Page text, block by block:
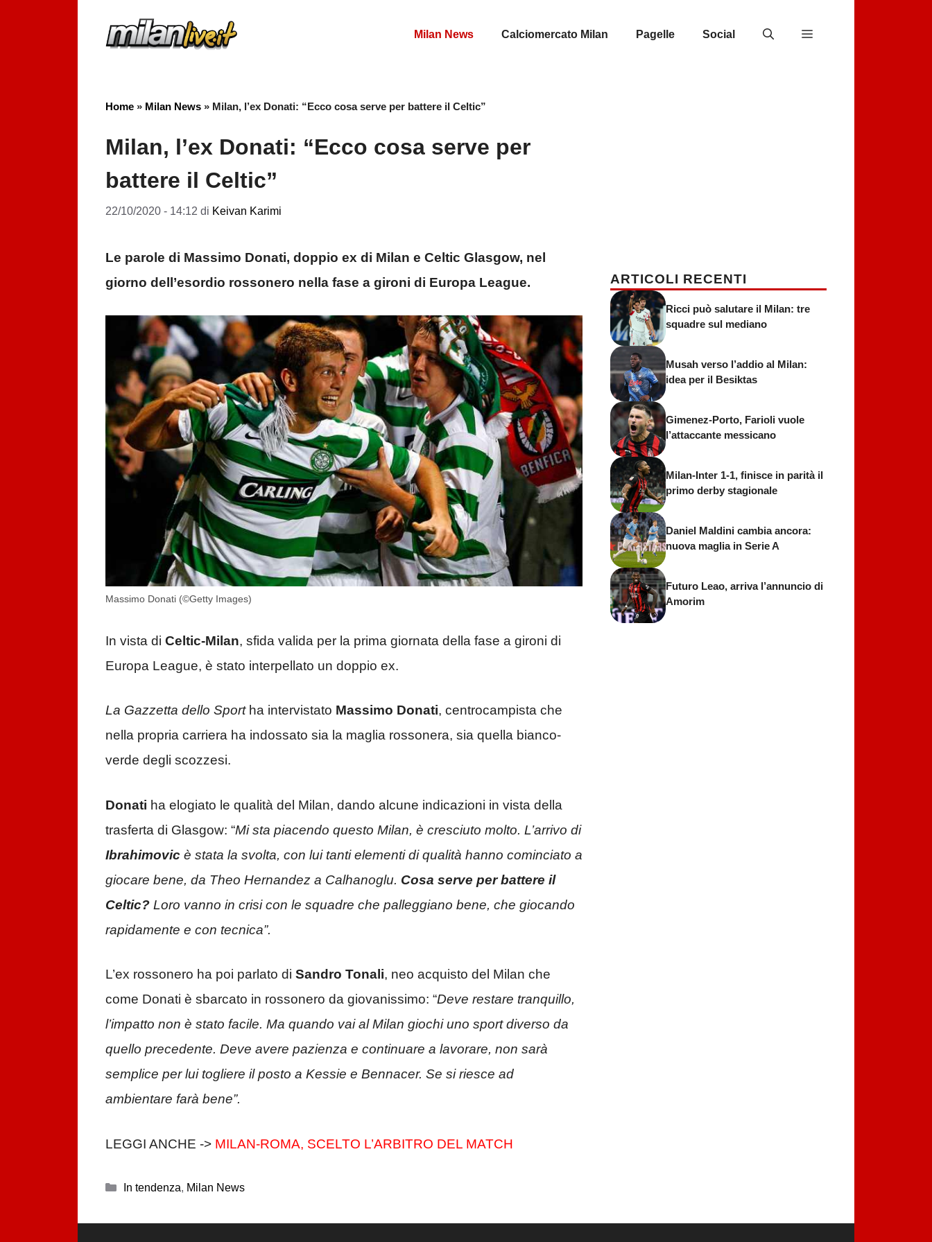
Milan News Calciomercato Milan Pagelle Social
Home » Milan News » Milan, l’ex Donati: “Ecco cosa serve per battere il Celtic”
Milan, l’ex Donati: “Ecco cosa serve per
battere il Celtic”
22/10/2020 - 14:12 di Keivan Karimi
Le parole di Massimo Donati, doppio ex di Milan e Celtic Glasgow, nel
giorno dell’esordio rossonero nella fase a gironi di Europa League.
Massimo Donati (©Getty Images)
In vista di Celtic-Milan, sfida valida per la prima giornata della fase a gironi di
Europa League, è stato interpellato un doppio ex.
La Gazzetta dello Sport ha intervistato Massimo Donati, centrocampista che
nella propria carriera ha indossato sia la maglia rossonera, sia quella bianco-
verde degli scozzesi.
Donati ha elogiato le qualità del Milan, dando alcune indicazioni in vista della
trasferta di Glasgow: “Mi sta piacendo questo Milan, è cresciuto molto. L’arrivo di
Ibrahimovic è stata la svolta, con lui tanti elementi di qualità hanno cominciato a
giocare bene, da Theo Hernandez a Calhanoglu. Cosa serve per battere il
Celtic? Loro vanno in crisi con le squadre che palleggiano bene, che giocando
rapidamente e con tecnica”.
L’ex rossonero ha poi parlato di Sandro Tonali, neo acquisto del Milan che
come Donati è sbarcato in rossonero da giovanissimo: “Deve restare tranquillo,
l’impatto non è stato facile. Ma quando vai al Milan giochi uno sport diverso da
quello precedente. Deve avere pazienza e continuare a lavorare, non sarà
semplice per lui togliere il posto a Kessie e Bennacer. Se si riesce ad
ambientare farà bene”.
LEGGI ANCHE -> MILAN-ROMA, SCELTO L’ARBITRO DEL MATCH
Categorie
In tendenza, Milan News
ARTICOLI RECENTI
Ricci può salutare il Milan: tre
squadre sul mediano
Musah verso l’addio al Milan:
idea per il Besiktas
Gimenez-Porto, Farioli vuole
l’attaccante messicano
Milan-Inter 1-1, finisce in parità il
primo derby stagionale
Daniel Maldini cambia ancora:
nuova maglia in Serie A
Futuro Leao, arriva l’annuncio di
Amorim